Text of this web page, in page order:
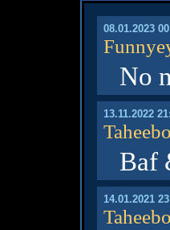
08.01.2023
No
13.11.2022
Taheebo
Baf
14.01.2021
Taheebo